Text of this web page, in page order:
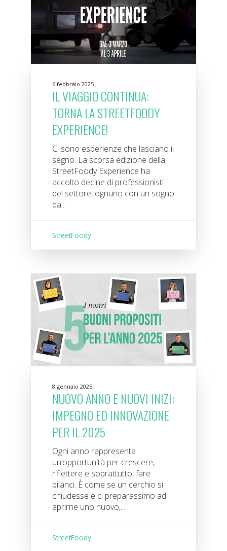
6 febbraio 2025
IL VIAGGIO CONTINUA:
TORNA LA STREETFOODY
EXPERIENCE!
Ci sono esperienze che lasciano il
segno. La scorsa edizione della
StreetFoody Experience ha
accolto decine di professionisti
del settore, ognuno con un sogno
da...
StreetFoody
8 gennaio 2025
NUOVO ANNO E NUOVI INIZI:
IMPEGNO ED INNOVAZIONE
PER IL 2025
Ogni anno rappresenta
un’opportunità per crescere,
riflettere e soprattutto, fare
bilanci. È come se un cerchio si
chiudesse e ci preparassimo ad
aprirne uno nuovo,...
StreetFoody